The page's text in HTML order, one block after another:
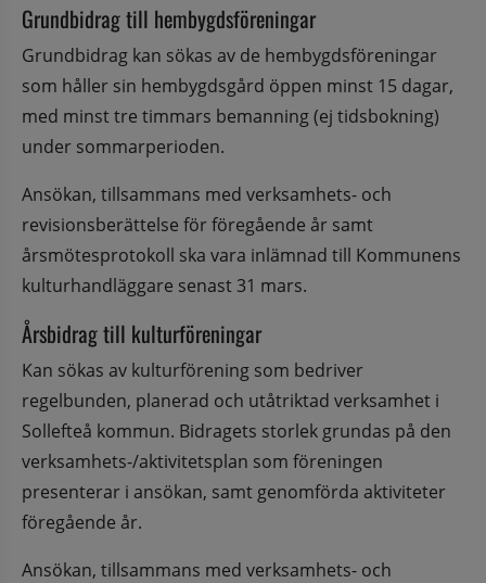
Grundbidrag till hembygdsföreningar
Grundbidrag kan sökas av de hembygdsföreningar
som håller sin hembygdsgård öppen minst 15 dagar,
med minst tre timmars bemanning (ej tidsbokning)
under sommarperioden.
Ansökan, tillsammans med verksamhets- och
revisionsberättelse för föregående år samt
årsmötesprotokoll ska vara inlämnad till Kommunens
kulturhandläggare senast 31 mars.
Årsbidrag till kulturföreningar
Kan sökas av kulturförening som bedriver
regelbunden, planerad och utåtriktad verksamhet i
Sollefteå kommun. Bidragets storlek grundas på den
verksamhets-/aktivitetsplan som föreningen
presenterar i ansökan, samt genomförda aktiviteter
föregående år.
Ansökan, tillsammans med verksamhets- och